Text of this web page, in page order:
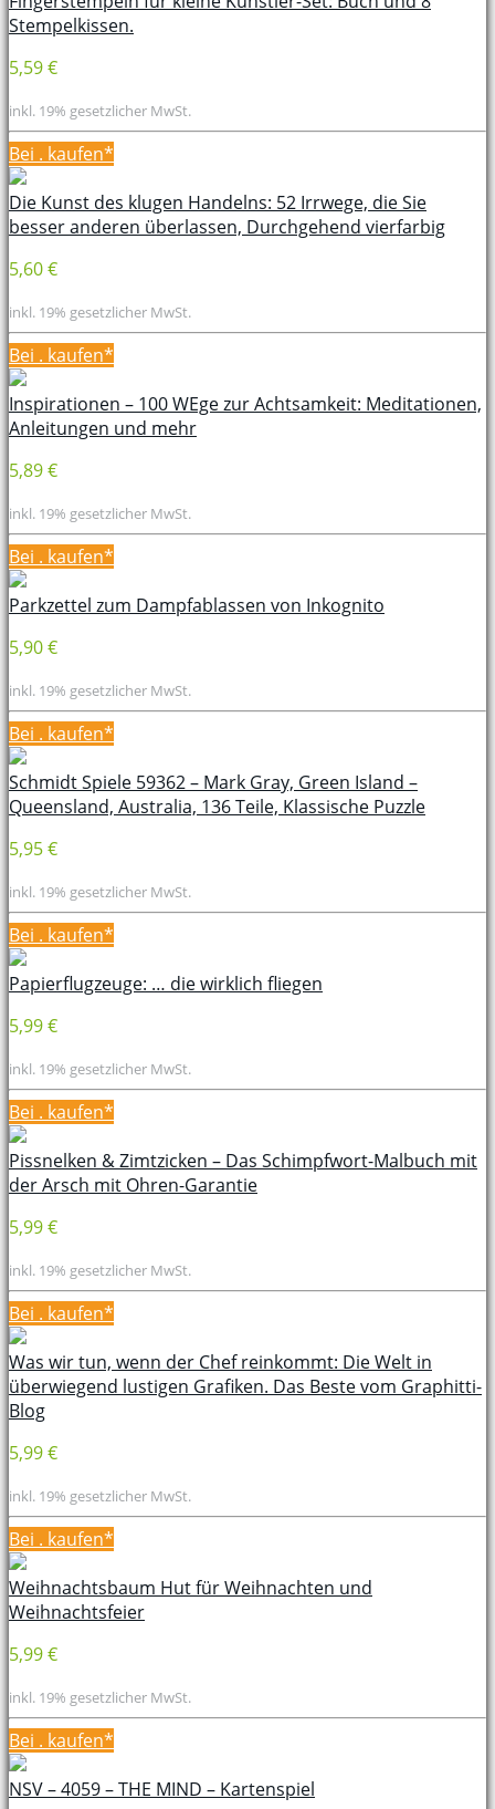
Stempelkissen.
5,59 €
inkl. 19% gesetzlicher MwSt.
Bei . kaufen*
Die Kunst des klugen Handelns: 52 Irrwege, die Sie
besser anderen überlassen, Durchgehend vierfarbig
5,60 €
inkl. 19% gesetzlicher MwSt.
Bei . kaufen*
Inspirationen – 100 WEge zur Achtsamkeit: Meditationen,
Anleitungen und mehr
5,89 €
inkl. 19% gesetzlicher MwSt.
Bei . kaufen*
Parkzettel zum Dampfablassen von Inkognito
5,90 €
inkl. 19% gesetzlicher MwSt.
Bei . kaufen*
Schmidt Spiele 59362 – Mark Gray, Green Island –
Queensland, Australia, 136 Teile, Klassische Puzzle
5,95 €
inkl. 19% gesetzlicher MwSt.
Bei . kaufen*
Papierflugzeuge: … die wirklich fliegen
5,99 €
inkl. 19% gesetzlicher MwSt.
Bei . kaufen*
Pissnelken & Zimtzicken – Das Schimpfwort-Malbuch mit
der Arsch mit Ohren-Garantie
5,99 €
inkl. 19% gesetzlicher MwSt.
Bei . kaufen*
Was wir tun, wenn der Chef reinkommt: Die Welt in
überwiegend lustigen Grafiken. Das Beste vom Graphitti-
Blog
5,99 €
inkl. 19% gesetzlicher MwSt.
Bei . kaufen*
Weihnachtsbaum Hut für Weihnachten und
Weihnachtsfeier
5,99 €
inkl. 19% gesetzlicher MwSt.
Bei . kaufen*
NSV – 4059 – THE MIND – Kartenspiel